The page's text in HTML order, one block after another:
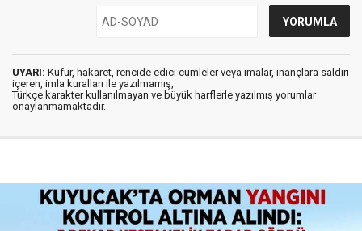
UYARI: Küfür, hakaret, rencide edici cümleler veya imalar, inançlara saldırı
içeren, imla kuralları ile yazılmamış,
Türkçe karakter kullanılmayan ve büyük harflerle yazılmış yorumlar
onaylanmamaktadır.